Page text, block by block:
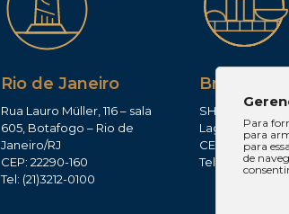
Rio de Janeiro
Rua Lauro Müller, 116 – sala
605, Botafogo – Rio de
Janeiro/RJ
CEP: 22290-160
Tel: (21)3212-0100
Brasília
SHIS QI 11,
Lago Sul –
CEP: 71625-300
Tel: (61)3224-
Para
para
para
de